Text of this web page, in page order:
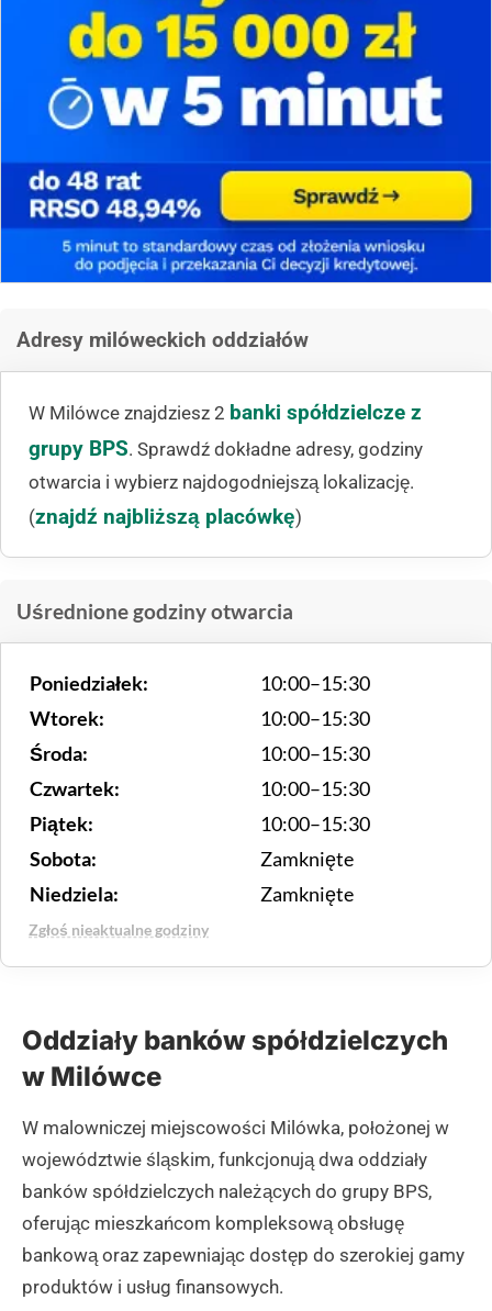
Adresy milóweckich oddziałów
W Milówce znajdziesz 2 banki spółdzielcze z
grupy BPS. Sprawdź dokładne adresy, godziny
otwarcia i wybierz najdogodniejszą lokalizację.
(znajdź najbliższą placówkę)
Uśrednione godziny otwarcia
Poniedziałek:
10:00–15:30
Wtorek:
10:00–15:30
Środa:
10:00–15:30
Czwartek:
10:00–15:30
Piątek:
10:00–15:30
Sobota:
Zamknięte
Niedziela:
Zamknięte
Zgłoś nieaktualne godziny
Oddziały banków spółdzielczych
w Milówce
W malowniczej miejscowości Milówka, położonej w
województwie śląskim, funkcjonują dwa oddziały
banków spółdzielczych należących do grupy BPS,
oferując mieszkańcom kompleksową obsługę
bankową oraz zapewniając dostęp do szerokiej gamy
produktów i usług finansowych.